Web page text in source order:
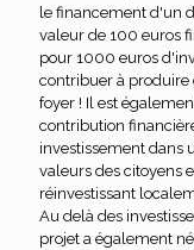
le financement d'un
valeur de 100 euros
pour 1000 euros
contribuer à
foyer ! Il est
contribution
investissement dans
valeurs des citoyens
réinvestissant
Au delà des
projet a également